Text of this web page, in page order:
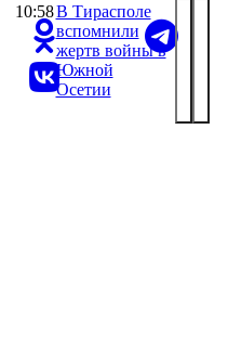
10:58В Тирасполе
вспомнили
жертв войны в
Южной
Осетии